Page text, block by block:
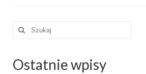
Piszą o nas
Szuklaj
Ostatnie wpisy